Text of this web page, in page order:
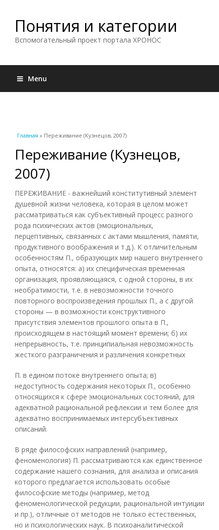
Понятия и категории
Вспомогательный проект портала ХРОНОС
Menu
Вы здесь
Главная » Переживание (Кузнецов, 2007)
Переживание (Кузнецов,
2007)
ПЕРЕЖИВАНИЕ - важнейший конститутивный элемент
душевной жизни человека, которая в целом может
рассматриваться как субъективный процесс разного
рода психических актов (эмоциональных,
перцептивных, связанных с актами мышления, памяти,
продуктивного воображения и т.д.). К отличительным
особенностям П., образующих мир нашего внутреннего
опыта, относятся: а) их специфическая временная
организация, проявляющаяся, с одной стороны, в их
необратимости, т.е. в невозможности точного
повторного воспроизведения прошлых П., а с другой
стороны — в возможности конструктивного
присутствия элементов прошлого опыта в П.,
происходящем в настоящий момент времени; б) их
непрерывность, т.е. принципиальная невозможность
жесткого разграничения и различения конкретных
П. в едином потоке внутреннего опыта; в)
недоступность содержания некоторых П., особенно
относящихся к сфере эмоциональных состояний, для
адекватной рациональной рефлексии и тем более для
адекватно воспринимаемых интерсубъективных
описаний.
В ряде философских направлений (например,
феноменология) П. рассматриваются как единственное
содержание нашего сознания, для анализа и описания
которого предлагается использовать особые
философские методы (например, метод
феноменологической редукции, рациональной интуиции
и пр.), отличные от методов не только естественных,
но и психологических наук. В психоаналитической